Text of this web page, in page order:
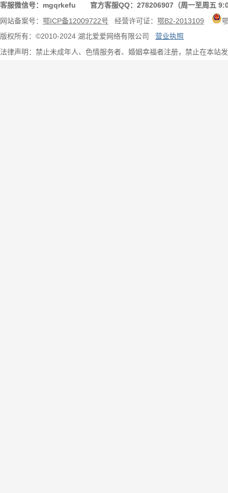
客服微信号：mgqrkefu 官方客服QQ：278206907（周一至周五
网站备案号： 鄂ICP备12009722号 经营许可证： 鄂B2-2013109
版权所有：©2010-2024 湖北爱爱网络有限公司 营业执照
法律声明：禁止未成年人、色情服务者、婚姻幸福者注册，禁止在本站